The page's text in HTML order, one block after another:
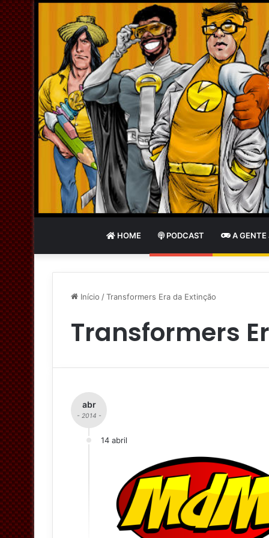
HOME PODCAST A GENTE
Início /Transformers Era da Extinção
Transformers
abr
- 2014 -
14 abril